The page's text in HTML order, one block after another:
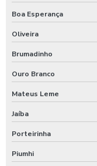
Shampoozeira eletrônica
Shampoozeira industrial
Shampoozeira para lava
Shampoozeira para lavar
Shampoozeira
Boa Esperança
Oliveira
Brumadinho
Ouro Branco
Mateus Leme
Jaíba
Porteirinha
Piumhi